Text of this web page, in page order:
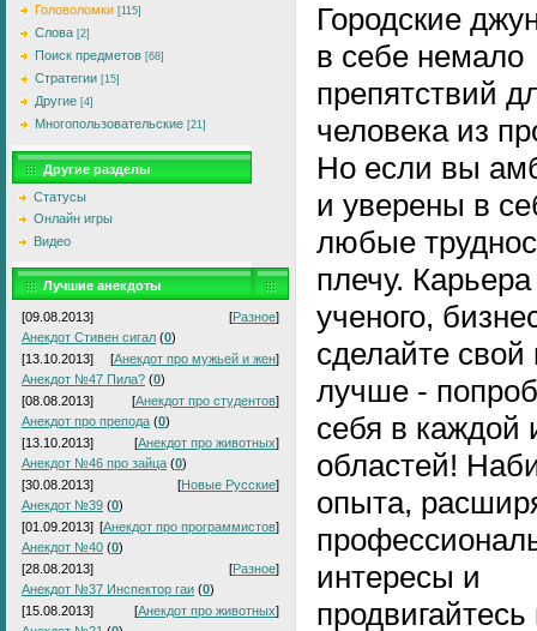
Головоломки [115]
Слова [2]
Поиск предметов [68]
Стратегии [15]
Другие [4]
Многопользовательские [21]
Другие разделы
Статусы
Онлайн игры
Видео
Лучшие анекдоты
[09.08.2013] [Разное]
Анекдот Стивен сигал (0)
[13.10.2013]
[Анекдот про мужьей и жен]
Анекдот №47 Пила? (0)
[08.08.2013]
[Анекдот про студентов]
Анекдот про препода (0)
[13.10.2013]
[Анекдот про животных]
Анекдот №46 про зайца (0)
[30.08.2013]
[Новые Русские]
Анекдот №39 (0)
[01.09.2013] [Анекдот про программистов]
Анекдот №40 (0)
[28.08.2013]
[Разное]
Анекдот №37 Инспектор гаи (0)
[15.08.2013]
[Анекдот про животных]
Городские
в себе немало
препятствий
человека из
Но если вы
и уверены в
любые
плечу.
ученого,
сделайте
лучше -
себя в каждой
областей!
опыта,
интересы и
продвигайтесь